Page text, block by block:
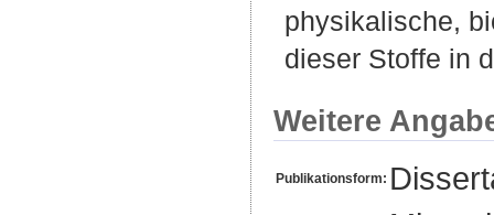
physikalische,
dieser Stoffe in
Weitere
Publikationsform: